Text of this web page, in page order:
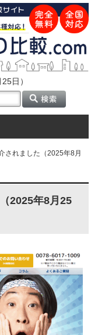
日）
されました（2025年8月
2025年8月25